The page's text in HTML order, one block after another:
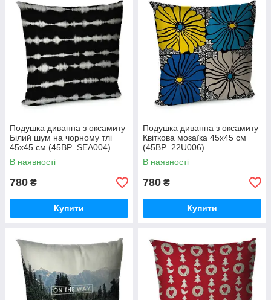
Подушка диванна з оксамиту
Білий шум на чорному тлі
45x45 см (45BP_SEA004)
В наявності
780 ₴
Купити
Подушка диванна з оксамиту
Квіткова мозаїка 45x45 см
(45BP_22U006)
В наявності
780 ₴
Купити